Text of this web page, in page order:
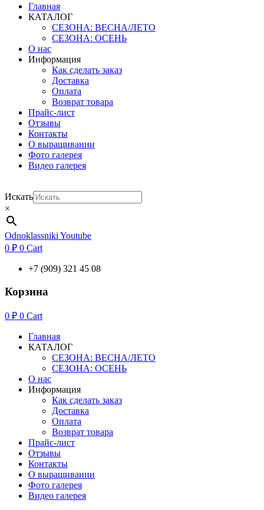
Главная
КАТАЛОГ
СЕЗОНА: ВЕСНА/ЛЕТО
СЕЗОНА: ОСЕНЬ
О нас
Информация
Как сделать заказ
Доставка
Оплата
Возврат товара
Прайс-лист
Отзывы
Контакты
О выращивании
Фото галерея
Видео галерея
Искать
×
Odnoklassniki Youtube
0 ₽ 0 Cart
+7 (909) 321 45 08
Корзина
0 ₽ 0 Cart
Главная
КАТАЛОГ
СЕЗОНА: ВЕСНА/ЛЕТО
СЕЗОНА: ОСЕНЬ
О нас
Информация
Как сделать заказ
Доставка
Оплата
Возврат товара
Прайс-лист
Отзывы
Контакты
О выращивании
Фото галерея
Видео галерея